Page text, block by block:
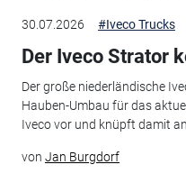
30.07.2026 #Iveco Trucks
Der Iveco Strator
Der große niederländische
Hauben-Umbau für das
Iveco vor und knüpft damit
von Jan Burgdorf